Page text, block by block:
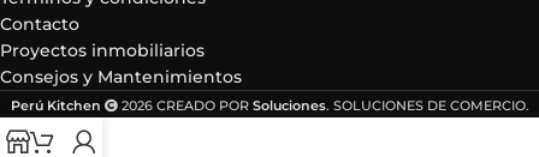
Contacto
Proyectos inmobiliarios
Consejos y Mantenimientos
Perú Kitchen 2026 CREADO POR Soluciones. SOLUCIONES DE COMERCIO.